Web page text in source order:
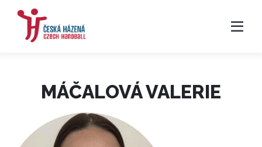
MÁČALOVÁ VALERIE